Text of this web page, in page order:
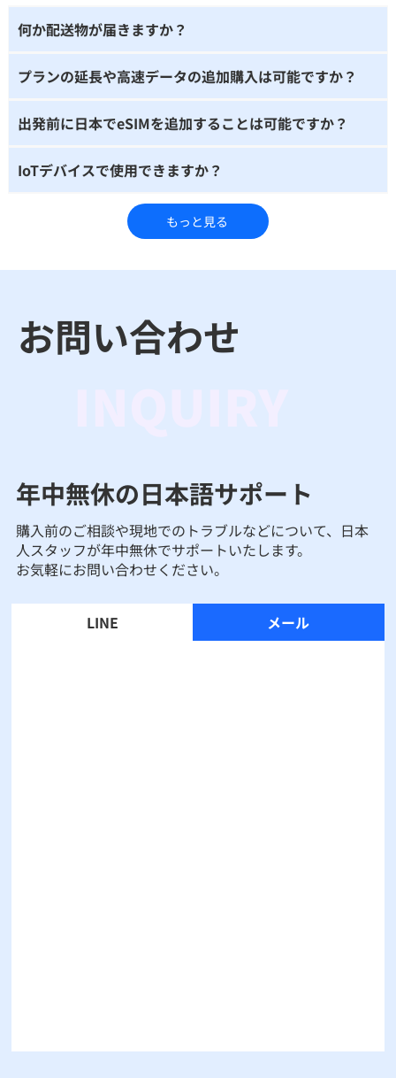
何か配送物が届きますか？
プランの延長や高速データの追加購入は可能ですか？
出発前に日本でeSIMを追加することは可能ですか？
IoTデバイスで使用できますか？
もっと見る
LINE メール
年中無休の日本語サポート
購入前のご相談や現地でのトラブルなどについて、日本
人スタッフが年中無休でサポートいたします。
お気軽にお問い合わせください。
お問い合わせ